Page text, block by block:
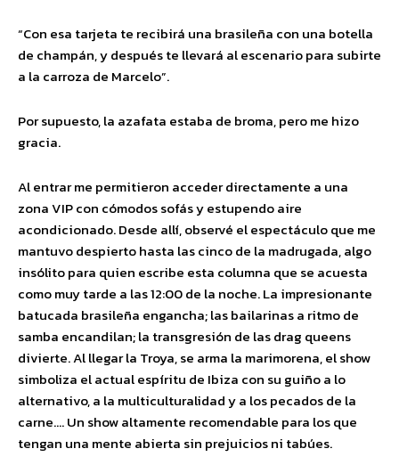
“Con esa tarjeta te recibirá una brasileña con una botella
de champán, y después te llevará al escenario para subirte
a la carroza de Marcelo”.
Por supuesto, la azafata estaba de broma, pero me hizo
gracia.
Al entrar me permitieron acceder directamente a una
zona VIP con cómodos sofás y estupendo aire
acondicionado. Desde allí, observé el espectáculo que me
mantuvo despierto hasta las cinco de la madrugada, algo
insólito para quien escribe esta columna que se acuesta
como muy tarde a las 12:00 de la noche. La impresionante
batucada brasileña engancha; las bailarinas a ritmo de
samba encandilan; la transgresión de las drag queens
divierte. Al llegar la Troya, se arma la marimorena, el show
simboliza el actual espíritu de Ibiza con su guiño a lo
alternativo, a la multiculturalidad y a los pecados de la
carne…. Un show altamente recomendable para los que
tengan una mente abierta sin prejuicios ni tabúes.